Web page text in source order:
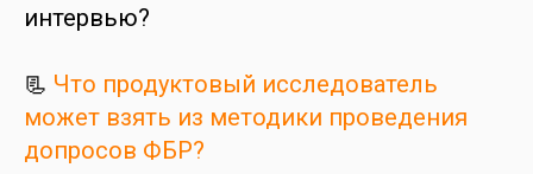
интервью?
📃 Что продуктовый исследователь
может взять из методики проведения
допросов ФБР?